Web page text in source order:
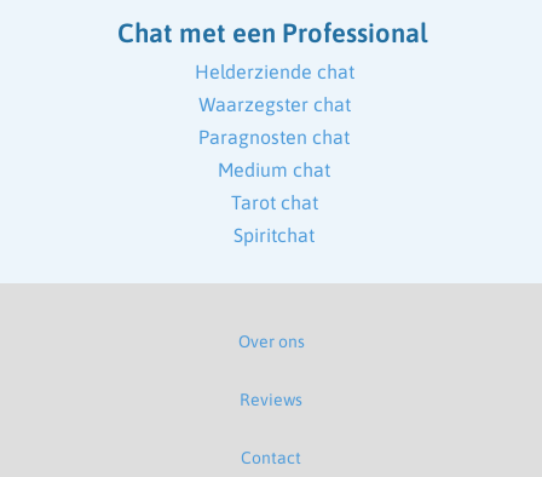
Chat met een Professional
Helderziende chat
Waarzegster chat
Paragnosten chat
Medium chat
Tarot chat
Spiritchat
Over ons
Reviews
Contact